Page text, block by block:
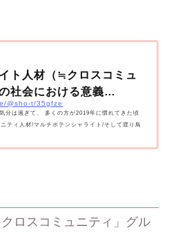
ト人材（≒クロスコミュ
社会における意義…
@sho-t/35gfze
は過ぎて、 多くの方が2019年に慣れてきた頃
ティ人材/マルチポテンシャライト/そして渡り鳥
ロスコミュニティ」グル